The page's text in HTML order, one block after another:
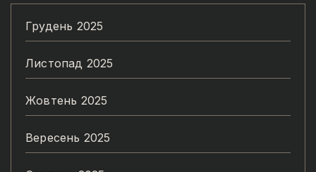
Грудень 2025
Листопад 2025
Жовтень 2025
Вересень 2025